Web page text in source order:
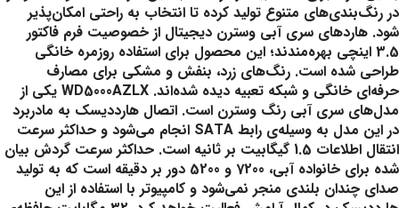
در رنگ‌بندی‌های متنوع تولید کرده تا انتخاب به راحتی امکان‌پذیر
شود. هاردهای سری آبی وسترن دیجیتال از خصوصیت فرم فاکتور
3.5 اینچی بهره‌مندند؛ این محصول برای استفاده روزمره خانگی
طراحی شده است. رنگ‌های زرد، بنفش و مشکی برای مصارف
حرفه‌ای خانگی و شبکه تعبیه دیده شده‌اند. WD5000AZLX یکی از
مدل‌های سری آبی رنگ وسترن است. اتصال هارددیسک به مادربرد
در این مدل به وسیله‌ی رابط SATA انجام می‌شود و حداکثر سرعت
انتقال اطلاعات 1.5 گیگابیت بر ثانیه است. حداکثر سرعت گردش بیان
شده برای خانواده آبی، 7200 و 5200 دور بر دقیقه است که به تولید
صدای چندان بلندی منجر نمی‌شود و کامپیوتر با استفاده از این